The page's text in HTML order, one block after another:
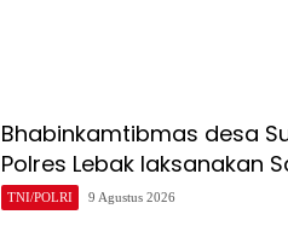
Bhabinkamtibmas desa
Polres Lebak laksanakan
TNI/POLRI 9 Agustus 2026